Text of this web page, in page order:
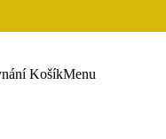
KošíkMenu